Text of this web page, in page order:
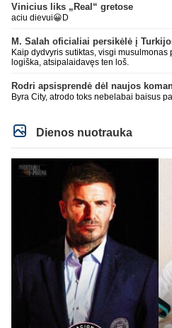
Vinicius liks „Real“ gretose
aciu dievui😀D
Kaip dydvyris sutiktas, visgi
logiška, atsipalaidavęs ten loš.
Rodri apsisprendė dėl naujos
Byra City, atrodo toks nebelabai baisus
Dienos nuotrauka